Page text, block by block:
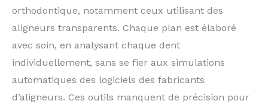
orthodontique, notamment ceux utilisant des
aligneurs transparents. Chaque plan est élaboré
avec soin, en analysant chaque dent
individuellement, sans se fier aux simulations
automatiques des logiciels des fabricants
d’aligneurs. Ces outils manquent de précision pour